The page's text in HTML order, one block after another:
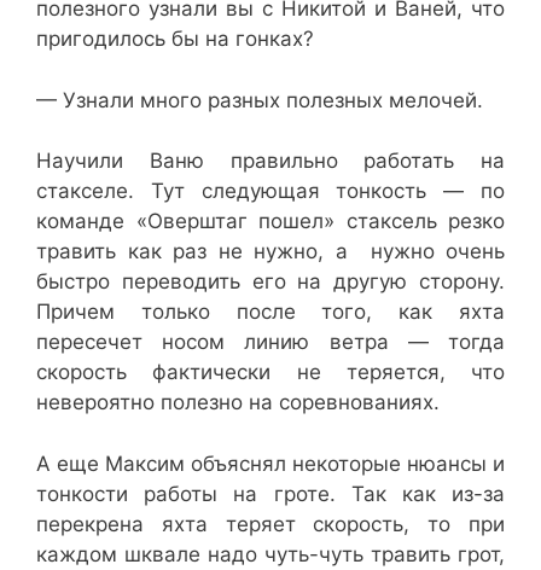
полезного узнали вы с Никитой и Ваней, что
пригодилось бы на гонках?
— Узнали много разных полезных мелочей.
Научили Ваню правильно работать на
стакселе. Тут следующая тонкость — по
команде «Оверштаг пошел» стаксель резко
травить как раз не нужно, а нужно очень
быстро переводить его на другую сторону.
Причем только после того, как яхта
пересечет носом линию ветра — тогда
скорость фактически не теряется, что
невероятно полезно на соревнованиях.
А еще Максим объяснял некоторые нюансы и
тонкости работы на гроте. Так как из-за
перекрена яхта теряет скорость, то при
каждом шквале надо чуть-чуть травить грот,